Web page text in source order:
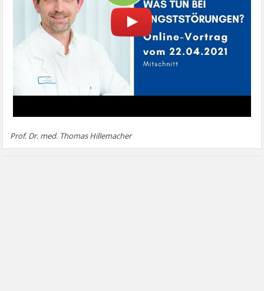
Prof. Dr. med. Thomas Hillemacher